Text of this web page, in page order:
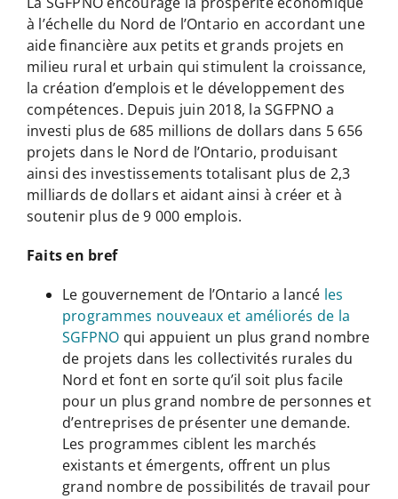
à l’échelle du Nord de l’Ontario en accordant une
aide financière aux petits et grands projets en
milieu rural et urbain qui stimulent la croissance,
la création d’emplois et le développement des
compétences. Depuis juin 2018, la SGFPNO a
investi plus de 685 millions de dollars dans 5 656
projets dans le Nord de l’Ontario, produisant
ainsi des investissements totalisant plus de 2,3
milliards de dollars et aidant ainsi à créer et à
soutenir plus de 9 000 emplois.
Faits en bref
Le gouvernement de l’Ontario a lancé les
programmes nouveaux et améliorés de la
SGFPNO qui appuient un plus grand nombre
de projets dans les collectivités rurales du
Nord et font en sorte qu’il soit plus facile
pour un plus grand nombre de personnes et
d’entreprises de présenter une demande.
Les programmes ciblent les marchés
existants et émergents, offrent un plus
grand nombre de possibilités de travail pour